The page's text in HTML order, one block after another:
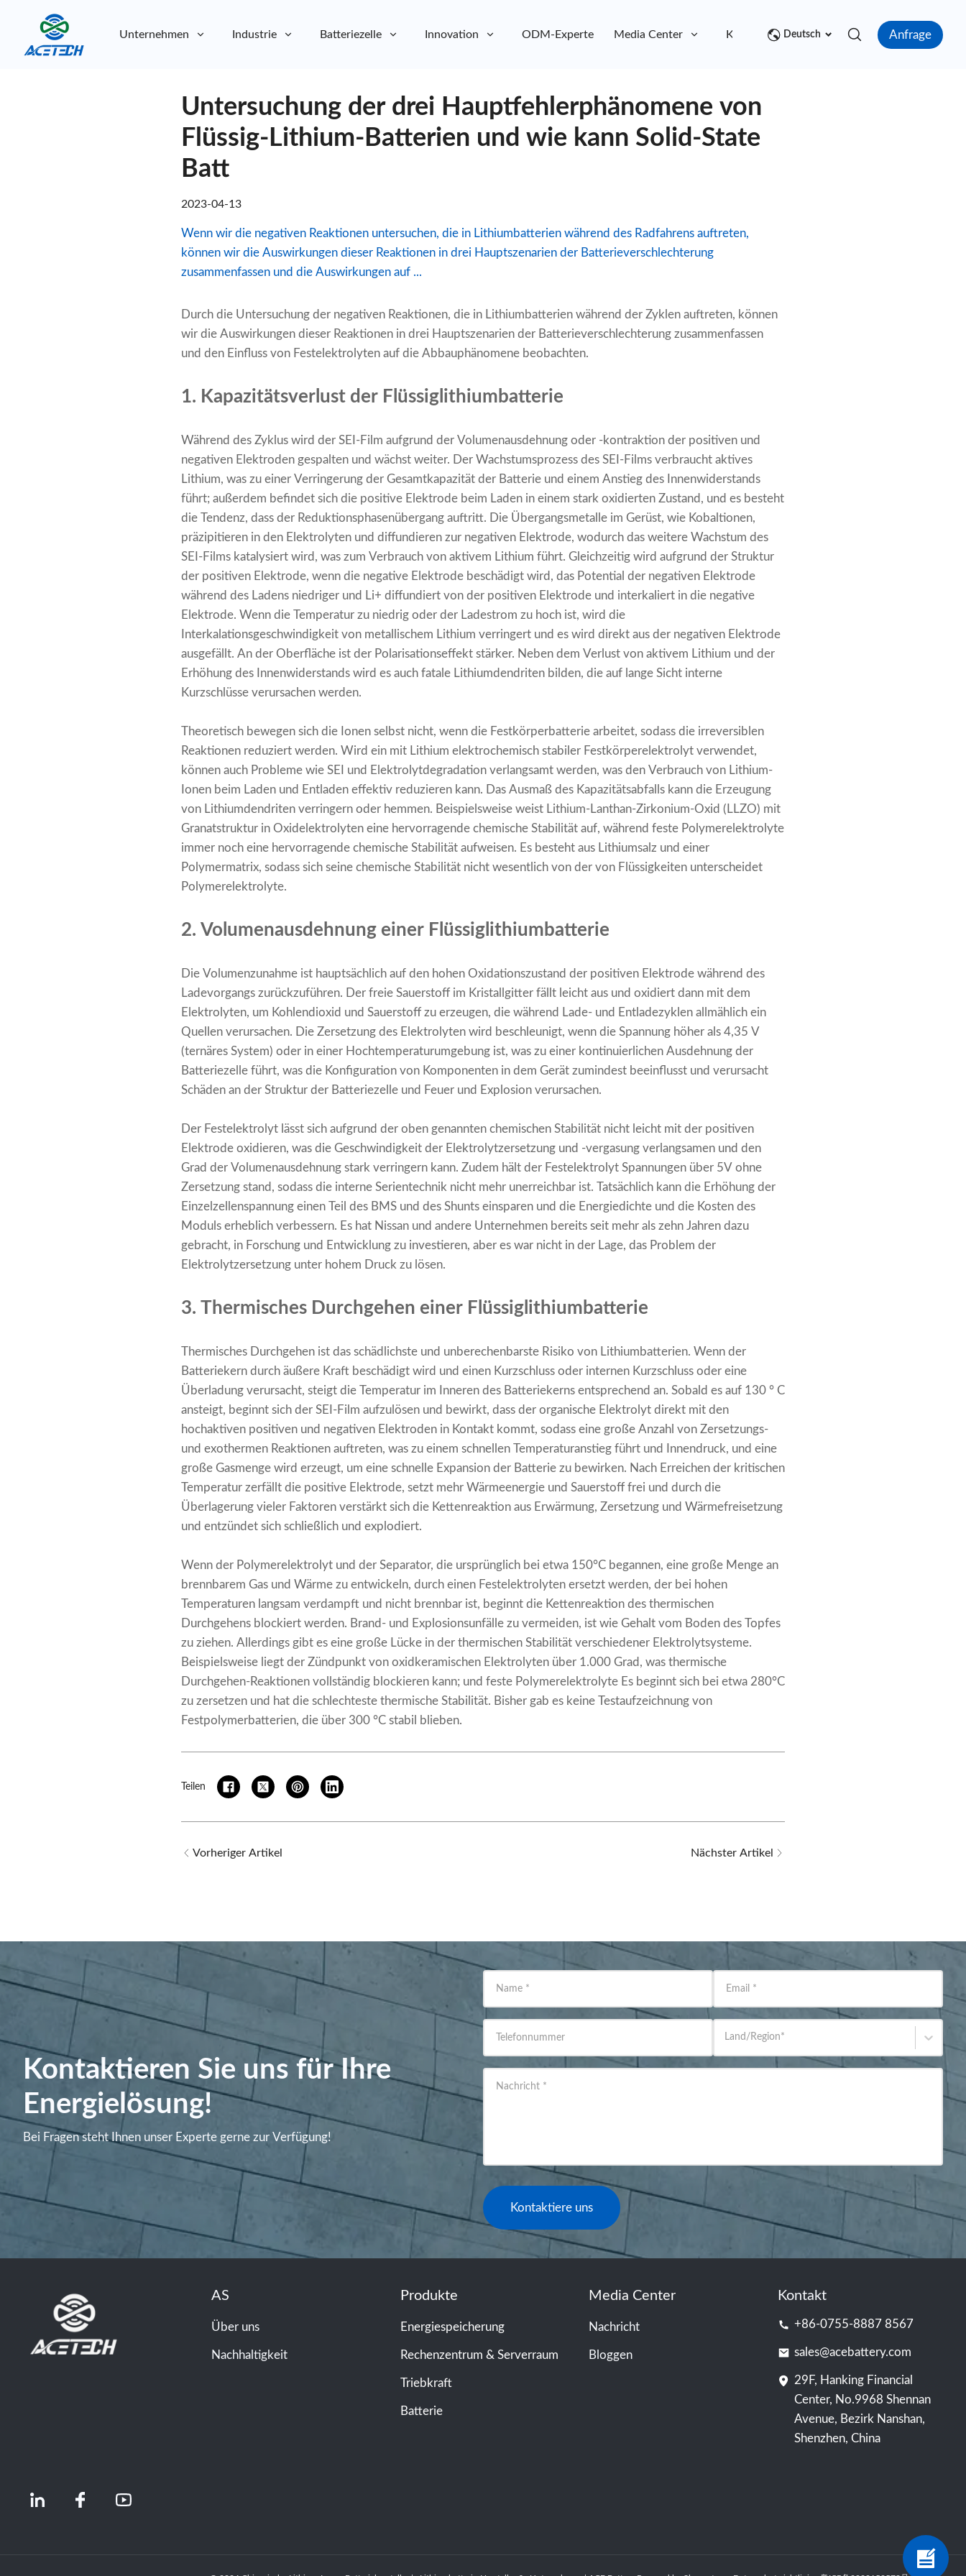
Unternehmen Industrie Batteriezelle Innovation ODM-Experte Media Center Kontakt Deutsch Anfrage
Untersuchung der drei Hauptfehlerphänomene von
Flüssig-Lithium-Batterien und wie kann Solid-State
Batt
2023-04-13
Wenn wir die negativen Reaktionen untersuchen, die in Lithiumbatterien während des Radfahrens auftreten,
können wir die Auswirkungen dieser Reaktionen in drei Hauptszenarien der Batterieverschlechterung
zusammenfassen und die Auswirkungen auf ...
Durch die Untersuchung der negativen Reaktionen, die in Lithiumbatterien während der Zyklen auftreten, können
wir die Auswirkungen dieser Reaktionen in drei Hauptszenarien der Batterieverschlechterung zusammenfassen
und den Einfluss von Festelektrolyten auf die Abbauphänomene beobachten.
1. Kapazitätsverlust der Flüssiglithiumbatterie
Während des Zyklus wird der SEI-Film aufgrund der Volumenausdehnung oder -kontraktion der positiven und
negativen Elektroden gespalten und wächst weiter. Der Wachstumsprozess des SEI-Films verbraucht aktives
Lithium, was zu einer Verringerung der Gesamtkapazität der Batterie und einem Anstieg des Innenwiderstands
führt; außerdem befindet sich die positive Elektrode beim Laden in einem stark oxidierten Zustand, und es besteht
die Tendenz, dass der Reduktionsphasenübergang auftritt. Die Übergangsmetalle im Gerüst, wie Kobaltionen,
präzipitieren in den Elektrolyten und diffundieren zur negativen Elektrode, wodurch das weitere Wachstum des
SEI-Films katalysiert wird, was zum Verbrauch von aktivem Lithium führt. Gleichzeitig wird aufgrund der Struktur
der positiven Elektrode, wenn die negative Elektrode beschädigt wird, das Potential der negativen Elektrode
während des Ladens niedriger und Li+ diffundiert von der positiven Elektrode und interkaliert in die negative
Elektrode. Wenn die Temperatur zu niedrig oder der Ladestrom zu hoch ist, wird die
Interkalationsgeschwindigkeit von metallischem Lithium verringert und es wird direkt aus der negativen Elektrode
ausgefällt. An der Oberfläche ist der Polarisationseffekt stärker. Neben dem Verlust von aktivem Lithium und der
Erhöhung des Innenwiderstands wird es auch fatale Lithiumdendriten bilden, die auf lange Sicht interne
Kurzschlüsse verursachen werden.
Theoretisch bewegen sich die Ionen selbst nicht, wenn die Festkörperbatterie arbeitet, sodass die irreversiblen
Reaktionen reduziert werden. Wird ein mit Lithium elektrochemisch stabiler Festkörperelektrolyt verwendet,
können auch Probleme wie SEI und Elektrolytdegradation verlangsamt werden, was den Verbrauch von Lithium-
Ionen beim Laden und Entladen effektiv reduzieren kann. Das Ausmaß des Kapazitätsabfalls kann die Erzeugung
von Lithiumdendriten verringern oder hemmen. Beispielsweise weist Lithium-Lanthan-Zirkonium-Oxid (LLZO) mit
Granatstruktur in Oxidelektrolyten eine hervorragende chemische Stabilität auf, während feste Polymerelektrolyte
immer noch eine hervorragende chemische Stabilität aufweisen. Es besteht aus Lithiumsalz und einer
Polymermatrix, sodass sich seine chemische Stabilität nicht wesentlich von der von Flüssigkeiten unterscheidet
Polymerelektrolyte.
2. Volumenausdehnung einer Flüssiglithiumbatterie
Die Volumenzunahme ist hauptsächlich auf den hohen Oxidationszustand der positiven Elektrode während des
Ladevorgangs zurückzuführen. Der freie Sauerstoff im Kristallgitter fällt leicht aus und oxidiert dann mit dem
Elektrolyten, um Kohlendioxid und Sauerstoff zu erzeugen, die während Lade- und Entladezyklen allmählich ein
Quellen verursachen. Die Zersetzung des Elektrolyten wird beschleunigt, wenn die Spannung höher als 4,35 V
(ternäres System) oder in einer Hochtemperaturumgebung ist, was zu einer kontinuierlichen Ausdehnung der
Batteriezelle führt, was die Konfiguration von Komponenten in dem Gerät zumindest beeinflusst und verursacht
Schäden an der Struktur der Batteriezelle und Feuer und Explosion verursachen.
Der Festelektrolyt lässt sich aufgrund der oben genannten chemischen Stabilität nicht leicht mit der positiven
Elektrode oxidieren, was die Geschwindigkeit der Elektrolytzersetzung und -vergasung verlangsamen und den
Grad der Volumenausdehnung stark verringern kann. Zudem hält der Festelektrolyt Spannungen über 5V ohne
Zersetzung stand, sodass die interne Serientechnik nicht mehr unerreichbar ist. Tatsächlich kann die Erhöhung der
Einzelzellenspannung einen Teil des BMS und des Shunts einsparen und die Energiedichte und die Kosten des
Moduls erheblich verbessern. Es hat Nissan und andere Unternehmen bereits seit mehr als zehn Jahren dazu
gebracht, in Forschung und Entwicklung zu investieren, aber es war nicht in der Lage, das Problem der
Elektrolytzersetzung unter hohem Druck zu lösen.
3. Thermisches Durchgehen einer Flüssiglithiumbatterie
Thermisches Durchgehen ist das schädlichste und unberechenbarste Risiko von Lithiumbatterien. Wenn der
Batteriekern durch äußere Kraft beschädigt wird und einen Kurzschluss oder internen Kurzschluss oder eine
Überladung verursacht, steigt die Temperatur im Inneren des Batteriekerns entsprechend an. Sobald es auf 130 ° C
ansteigt, beginnt sich der SEI-Film aufzulösen und bewirkt, dass der organische Elektrolyt direkt mit den
hochaktiven positiven und negativen Elektroden in Kontakt kommt, sodass eine große Anzahl von Zersetzungs-
und exothermen Reaktionen auftreten, was zu einem schnellen Temperaturanstieg führt und Innendruck, und eine
große Gasmenge wird erzeugt, um eine schnelle Expansion der Batterie zu bewirken. Nach Erreichen der kritischen
Temperatur zerfällt die positive Elektrode, setzt mehr Wärmeenergie und Sauerstoff frei und durch die
Überlagerung vieler Faktoren verstärkt sich die Kettenreaktion aus Erwärmung, Zersetzung und Wärmefreisetzung
und entzündet sich schließlich und explodiert.
Wenn der Polymerelektrolyt und der Separator, die ursprünglich bei etwa 150°C begannen, eine große Menge an
brennbarem Gas und Wärme zu entwickeln, durch einen Festelektrolyten ersetzt werden, der bei hohen
Temperaturen langsam verdampft und nicht brennbar ist, beginnt die Kettenreaktion des thermischen
Durchgehens blockiert werden. Brand- und Explosionsunfälle zu vermeiden, ist wie Gehalt vom Boden des Topfes
zu ziehen. Allerdings gibt es eine große Lücke in der thermischen Stabilität verschiedener Elektrolytsysteme.
Beispielsweise liegt der Zündpunkt von oxidkeramischen Elektrolyten über 1.000 Grad, was thermische
Durchgehen-Reaktionen vollständig blockieren kann; und feste Polymerelektrolyte Es beginnt sich bei etwa 280°C
zu zersetzen und hat die schlechteste thermische Stabilität. Bisher gab es keine Testaufzeichnung von
Festpolymerbatterien, die über 300 °C stabil blieben.
Teilen
Vorheriger Artikel Nächster Artikel
Kontaktieren Sie uns für Ihre
Energielösung!
Bei Fragen steht Ihnen unser Experte gerne zur Verfügung!
Name * Email *
Telefonnummer Land/Region*
Nachricht *
Kontaktiere uns
AS
Über uns
Nachhaltigkeit
Produkte
Energiespeicherung
Rechenzentrum & Serverraum
Triebkraft
Batterie
Media Center
Nachricht
Bloggen
Kontakt
+86-0755-8887 8567
sales@acebattery.com
29F, Hanking Financial
Center, No.9968 Shennan
Avenue, Bezirk Nanshan,
Shenzhen, China